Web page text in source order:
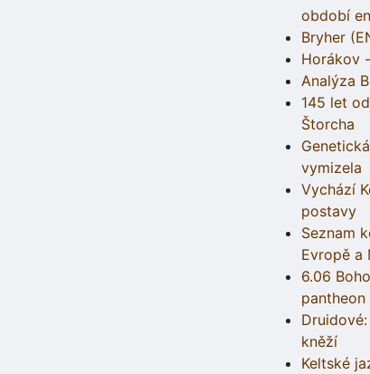
období
Bryher
Horákov
Analýza
145 let
Štorcha
vymizela
Vychází
postavy
Seznam
Evropě a
6.06
kněží
Keltské